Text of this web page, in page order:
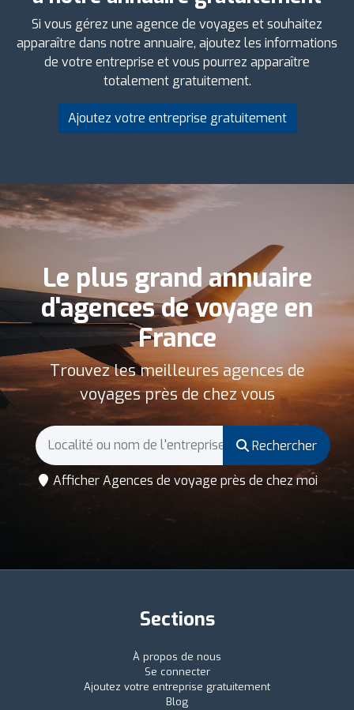
Si vous gérez une agence de voyages et souhaitez
apparaître dans notre annuaire, ajoutez les informations
de votre entreprise et vous pourrez apparaître
totalement gratuitement.
Ajoutez votre entreprise gratuitement
Le plus grand annuaire
d'agences de voyage en
France
Trouvez les meilleures agences de
voyages près de chez vous
Rechercher
Afficher Agences de voyage près de chez moi
Sections
À propos de nous
Se connecter
Ajoutez votre entreprise gratuitement
Blog